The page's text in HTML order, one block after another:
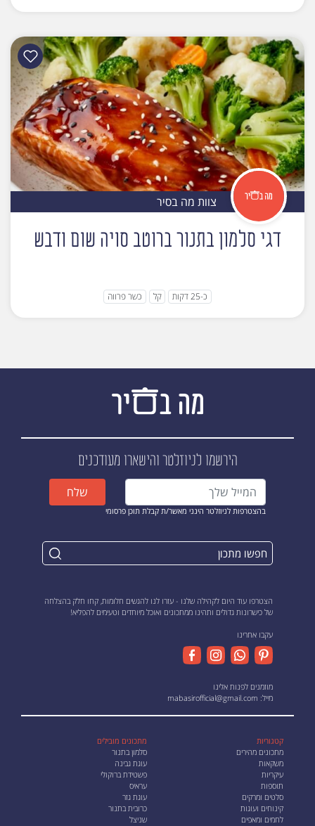
צוות מה בסיר
דגי סלמון בתנור ברוטב סויה שום ודבש
כ-25 דקות קל כשר פרווה
הירשמו לניוזלטרוהישארו מעודכנים
בהצטרפות לניוזלטר הינני מאשר/ת קבלת תוכן פרסומי
שלח
הצטרפו עוד היום לקהילה שלנו - עזרו לנו להגשים חלומות, קחו חלק בהצלחה
של כישרונות גדולים ותהינו ממתכונים ואוכל מיוחדים וטעימים להפליא!
עקבו אחרינו
מוזמנים לפנות אלינו
מייל: mabasirofficial@gmail.com
קטגוריות
מתכונים מהירים
משקאות
עיקריות
תוספות
סלטים ומרקים
קינוחים ועוגות
לחמים ומאפים
מתכונים מובילים
סלמון בתנור
עוגת גבינה
פשטידת ברוקולי
עראיס
עוגת גזר
כרובית בתנור
שניצל